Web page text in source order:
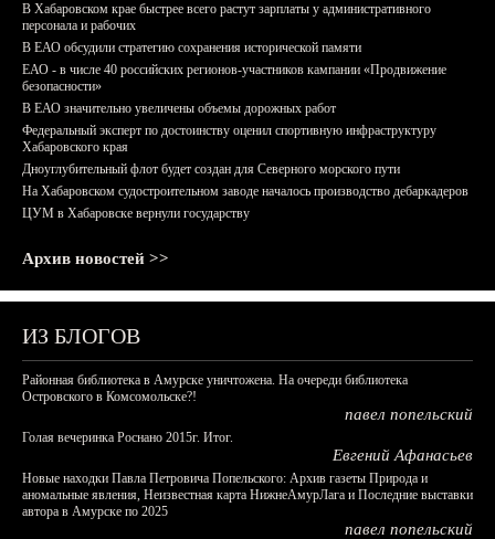
В Хабаровском крае быстрее всего растут зарплаты у административного
персонала и рабочих
В ЕАО обсудили стратегию сохранения исторической памяти
ЕАО - в числе 40 российских регионов-участников кампании «Продвижение
безопасности»
В ЕАО значительно увеличены объемы дорожных работ
Федеральный эксперт по достоинству оценил спортивную инфраструктуру
Хабаровского края
Дноуглубительный флот будет создан для Северного морского пути
На Хабаровском судостроительном заводе началось производство дебаркадеров
ЦУМ в Хабаровске вернули государству
Архив новостей >>
ИЗ БЛОГОВ
Районная библиотека в Амурске уничтожена. На очереди библиотека
Островского в Комсомольске?!
павел попельский
Голая вечеринка Роснано 2015г. Итог.
Евгений Афанасьев
Новые находки Павла Петровича Попельского: Архив газеты Природа и
аномальные явления, Неизвестная карта НижнеАмурЛага и Последние выставки
автора в Амурске по 2025
павел попельский